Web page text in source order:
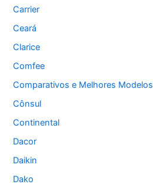
Carrier
Ceará
Clarice
Comfee
Comparativos e Melhores Modelos
Cônsul
Continental
Dacor
Daikin
Dako